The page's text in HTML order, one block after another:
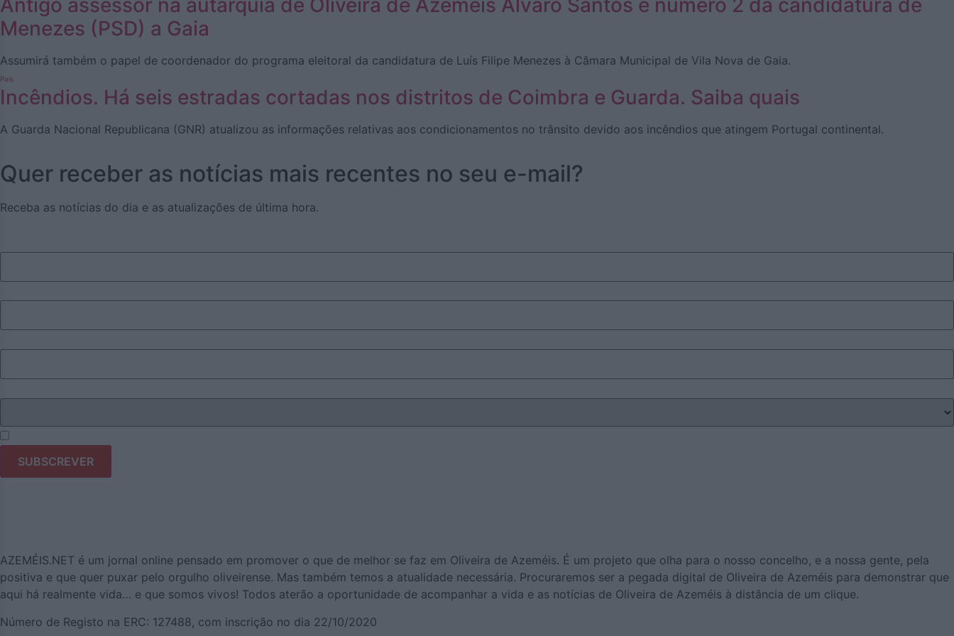
Antigo assessor na autarquia de Oliveira de Azeméis Álvaro Santos é número 2 da candidatura de
Menezes (PSD) a Gaia
Assumirá também o papel de coordenador do programa eleitoral da candidatura de Luís Filipe Menezes à Câmara Municipal de Vila Nova de Gaia.
País
Incêndios. Há seis estradas cortadas nos distritos de Coimbra e Guarda. Saiba quais
A Guarda Nacional Republicana (GNR) atualizou as informações relativas aos condicionamentos no trânsito devido aos incêndios que atingem Portugal continental.
Quer receber as notícias mais recentes no seu e-mail?
Receba as notícias do dia e as atualizações de última hora.
AZEMÉIS.NET é um jornal online pensado em promover o que de melhor se faz em Oliveira de Azeméis. É um projeto que olha para o nosso concelho, e a nossa gente, pela
positiva e que quer puxar pelo orgulho oliveirense. Mas também temos a atualidade necessária. Procuraremos ser a pegada digital de Oliveira de Azeméis para demonstrar que
aqui há realmente vida… e que somos vivos! Todos aterão a oportunidade de acompanhar a vida e as notícias de Oliveira de Azeméis à distância de um clique.
Número de Registo na ERC: 127488, com inscrição no dia 22/10/2020